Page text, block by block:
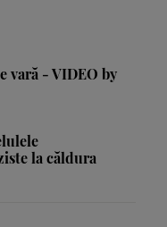
vară - VIDEO by
la căldura